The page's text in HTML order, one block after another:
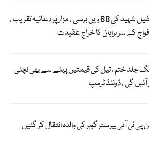
میجر طفیل شہید کی 68 ویں برسی ، مزار پر دعائیہ تقریب ،
کے سربراہان کا خراج عقیدت
جلد ختم ، تیل کی قیمتیں پہلے سے بھی نچلی
گی ، ڈونلڈ ٹرمپ
پی ٹی آئی بیرسٹر گوہر کی والدہ انتقال کر گئیں